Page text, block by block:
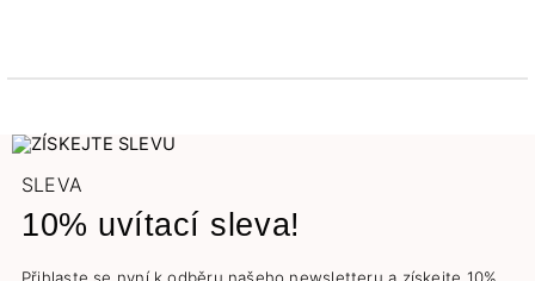
SLEVA
10% uvítací sleva!